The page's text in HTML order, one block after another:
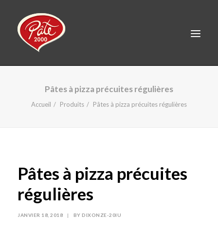
ACCUEIL
CONTACT
FACEBOOK
Pâtes à pizza précuites régulières
Accueil Produits Pâtes à pizza précuites régulières
Pâtes à pizza précuites
régulières
JANVIER 18, 2018 | BY DIXONZE-20IU